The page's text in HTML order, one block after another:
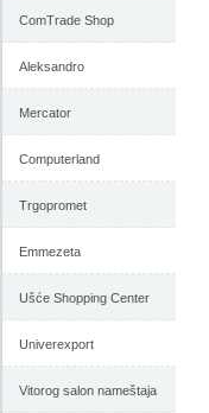
Emmezeta katalog rasprodaja,
ComTrade Shop
Aleksandro
Mercator
Computerland
Trgopromet
Emmezeta
Ušće Shopping Center
Univerexport
Vitorog salon nameštaja